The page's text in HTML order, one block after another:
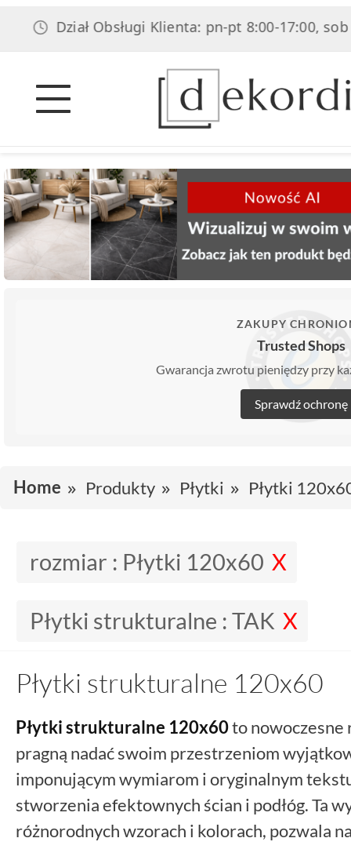
Dział Obsługi Klienta: pn-pt 8:00-17:00, sob 8:00-
ZAKUPY
Trusted Shops
Gwarancja zwrotu pieniędzy przy
Sprawdź ochronę
Home Produkty Płytki Płytki
rozmiar : Płytki 120x60
Płytki strukturalne : TAK
Płytki strukturalne 120x60
Płytki strukturalne 120x60to nowoczesne
pragną nadać swoim przestrzeniom
imponującym wymiarom i oryginalnym
stworzenia efektownych ścian i podłóg. Ta
różnorodnych wzorach i kolorach, pozwala